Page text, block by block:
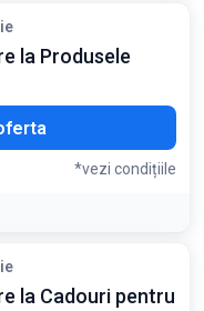
la Produsele
*vezi condițiile
de resigilate
populare
la Cadouri pentru